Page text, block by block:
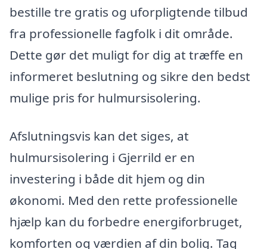
bestille tre gratis og uforpligtende tilbud
fra professionelle fagfolk i dit område.
Dette gør det muligt for dig at træffe en
informeret beslutning og sikre den bedst
mulige pris for hulmursisolering.
Afslutningsvis kan det siges, at
hulmursisolering i Gjerrild er en
investering i både dit hjem og din
økonomi. Med den rette professionelle
hjælp kan du forbedre energiforbruget,
komforten og værdien af din bolig. Tag